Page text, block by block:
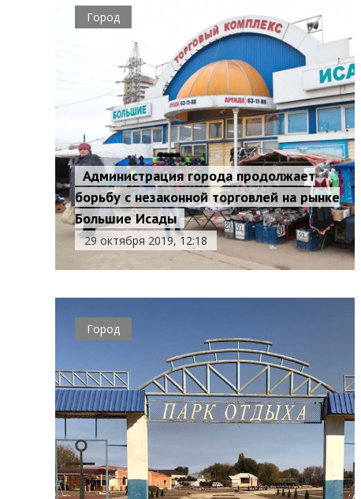
Город
Администрация города продолжает
борьбу с незаконной торговлей на рынке
Большие Исады
29 октября 2019, 12:18
Город